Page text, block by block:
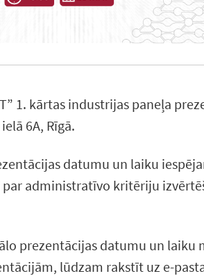
1. kārtas industrijas paneļa
6A, Rīgā.
datumu un laiku
administratīvo kritēriju
prezentācijas datumu un laiku
lūdzam rakstīt uz e-